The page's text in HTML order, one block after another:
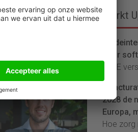
augustus 2026
Nederland
Markt
door
4CEE
E-
2028 de
Europa,
Hoe zorg